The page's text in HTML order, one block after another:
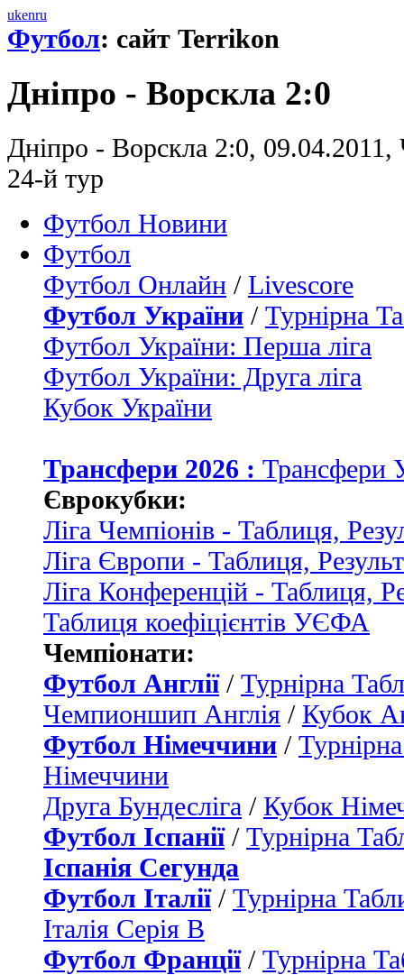
ukenru
Футбол: сайт Terrikon
Дніпро - Ворскла 2:0
Дніпро - Ворскла 2:0, 09.04.2011,
24-й тур
Футбол Новини
Футбол
Футбол Онлайн / Livescore
Футбол України / Турнірна
Футбол України: Перша ліга
Футбол України: Друга ліга
Кубок України
Трансфери 2026 : Трансфери
Єврокубки:
Ліга Чемпіонів - Таблиця,
Ліга Європи - Таблиця,
Ліга Конференцій - Таблиця,
Таблиця коефіцієнтів УЄФА
Чемпіонати:
Футбол Англії/ Турнірна
Чемпионшип Англія / Кубок
Футбол Німеччини /
Німеччини
Друга Бундесліга / Кубок
Футбол Іспанії/ Турнірна
Іспанія Сегунда
Футбол Італії/ Турнірна
Італія Серія B
Футбол Франції/ Турнірна